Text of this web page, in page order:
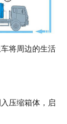
将周边的生活
压缩箱体，启